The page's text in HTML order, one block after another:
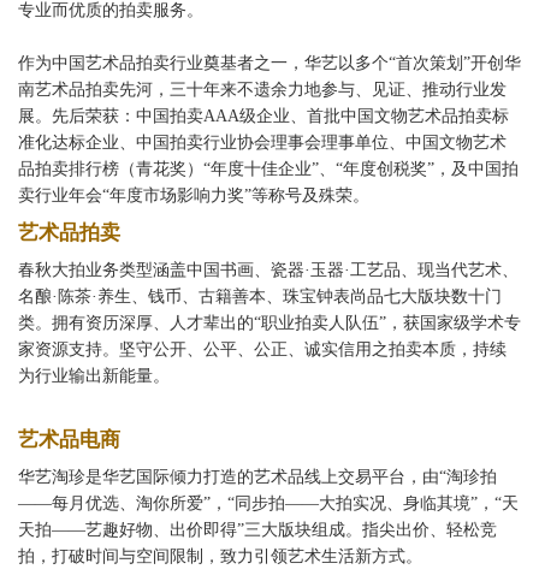
关于我们
专业而优质的拍卖服务。
作为中国艺术品拍卖行业奠基者之一，华艺以多个“首次策划”开创华
南艺术品拍卖先河，三十年来不遗余力地参与、见证、推动行业发
展。先后荣获：中国拍卖AAA级企业、首批中国文物艺术品拍卖标
准化达标企业、中国拍卖行业协会理事会理事单位、中国文物艺术
品拍卖排行榜（青花奖）“年度十佳企业”、“年度创税奖”，及中国拍
卖行业年会“年度市场影响力奖”等称号及殊荣。
艺术品拍卖
春秋大拍业务类型涵盖中国书画、瓷器·玉器·工艺品、现当代艺术、
名酿·陈茶·养生、钱币、古籍善本、珠宝钟表尚品七大版块数十门
类。拥有资历深厚、人才辈出的“职业拍卖人队伍”，获国家级学术专
家资源支持。坚守公开、公平、公正、诚实信用之拍卖本质，持续
为行业输出新能量。
艺术品电商
华艺淘珍是华艺国际倾力打造的艺术品线上交易平台，由“淘珍拍
——每月优选、淘你所爱”，“同步拍——大拍实况、身临其境”，“天
天拍——艺趣好物、出价即得”三大版块组成。指尖出价、轻松竞
拍，打破时间与空间限制，致力引领艺术生活新方式。